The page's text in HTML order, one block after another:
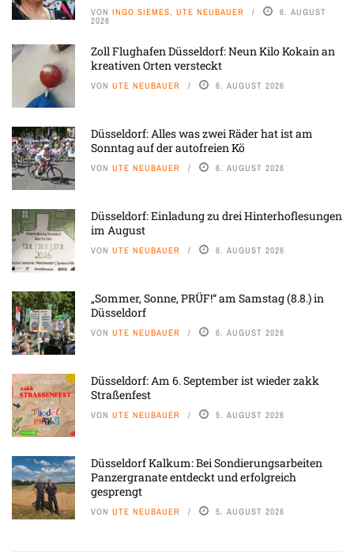
VON INGO SIEMES, UTE NEUBAUER 6. AUGUST
2026
Zoll Flughafen Düsseldorf: Neun Kilo Kokain an
kreativen Orten versteckt
VON UTE NEUBAUER 6. AUGUST 2026
Düsseldorf: Alles was zwei Räder hat ist am
Sonntag auf der autofreien Kö
VON UTE NEUBAUER 6. AUGUST 2026
Düsseldorf: Einladung zu drei Hinterhoflesungen
im August
VON UTE NEUBAUER 6. AUGUST 2026
„Sommer, Sonne, PRÜF!“ am Samstag (8.8.) in
Düsseldorf
VON UTE NEUBAUER 6. AUGUST 2026
Düsseldorf: Am 6. September ist wieder zakk
Straßenfest
VON UTE NEUBAUER 5. AUGUST 2026
Düsseldorf Kalkum: Bei Sondierungsarbeiten
Panzergranate entdeckt und erfolgreich
gesprengt
VON UTE NEUBAUER 5. AUGUST 2026